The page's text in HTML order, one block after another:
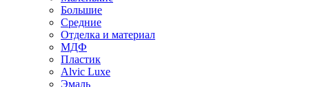
Большие
Средние
Отделка и материал
МДФ
Пластик
Alvic Luxe
Эмаль